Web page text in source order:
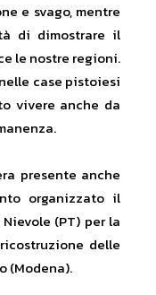
e svago, mentre
di dimostrare il
le nostre regioni.
case pistoiesi
vivere anche da
presente anche
organizzato il
(PT) per la
delle
(Modena).